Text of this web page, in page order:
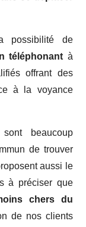
possibilité de
téléphonant à
offrant des
à la voyance
beaucoup
de trouver
aussi le
à préciser que
chers du
de nos clients